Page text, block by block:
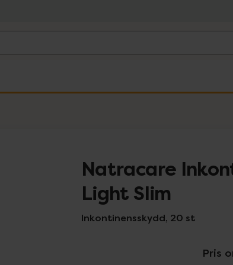
Natracare
Light Slim
Inkontinensskydd, 20 st
Pris